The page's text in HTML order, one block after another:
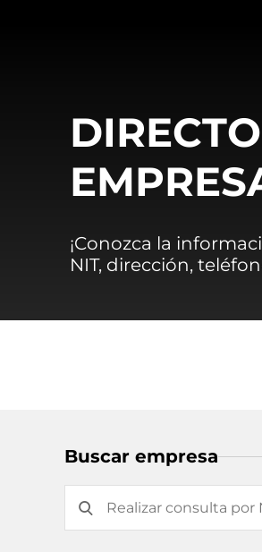
¡Conozca la
NIT, dirección,
Buscar empresa